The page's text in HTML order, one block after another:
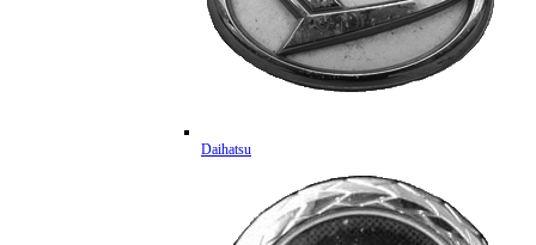
Daihatsu